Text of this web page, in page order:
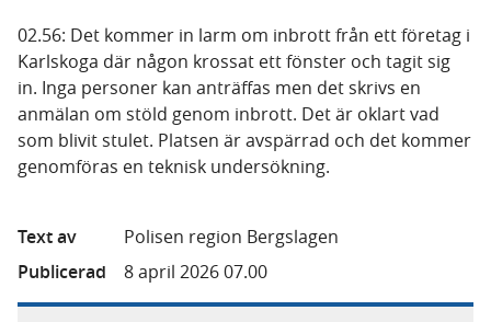
02.56: Det kommer in larm om inbrott från ett företag i
Karlskoga där någon krossat ett fönster och tagit sig
in. Inga personer kan anträffas men det skrivs en
anmälan om stöld genom inbrott. Det är oklart vad
som blivit stulet. Platsen är avspärrad och det kommer
genomföras en teknisk undersökning.
Text av
Polisen region Bergslagen
Publicerad
8 april 2026 07.00